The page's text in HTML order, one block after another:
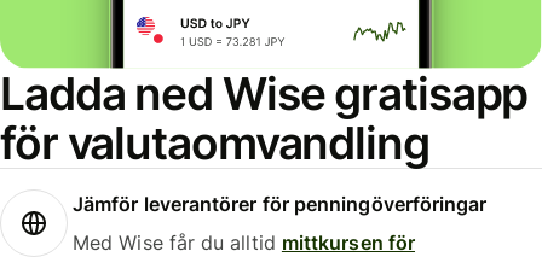
Ladda ned Wise gratisapp
för valutaomvandling
Jämför leverantörer för penningöverföringar
Med Wise får du alltid mittkursen för